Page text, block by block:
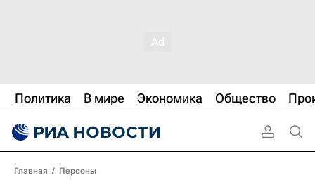
Политика В мире Экономика Общество
Главная / Персоны